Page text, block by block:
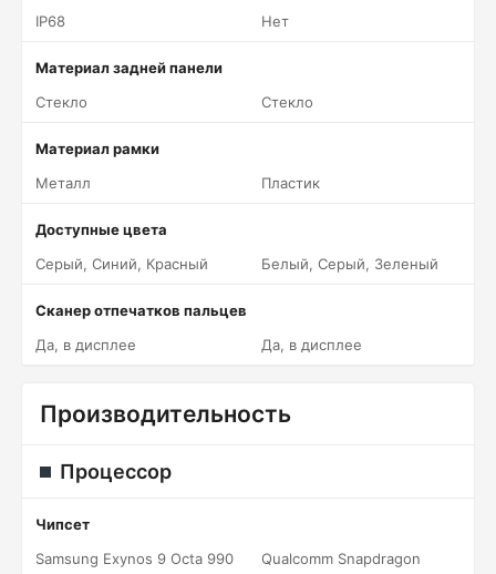
IP68 Нет
Материал задней панели
Стекло
Стекло
Материал рамки
Металл
Пластик
Доступные цвета
Серый, Синий, Красный
Белый, Серый, Зеленый
Сканер отпечатков пальцев
Да, в дисплее
Да, в дисплее
Производительность
Процессор
Чипсет
Samsung Exynos 9 Octa 990
Qualcomm Snapdragon